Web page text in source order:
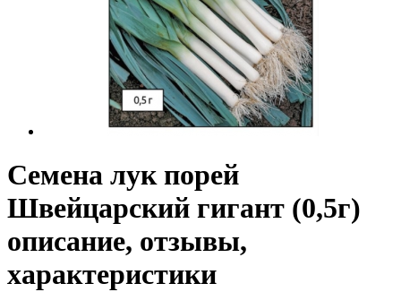
Семена лук порей
Швейцарский гигант (0,5г)
описание, отзывы,
характеристики